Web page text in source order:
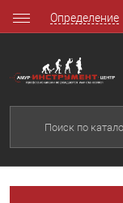
Определение